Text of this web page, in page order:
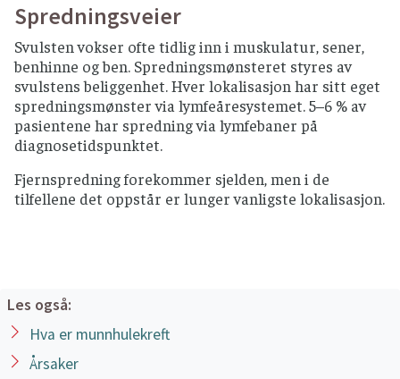
Svulster på siden i munnhulen er lokalisert i
kinnet, tannkjøtt og trigonum retromolare
med minimum 1 cm avstand til midtlinjen,
uten spredning til lymfeknuter på motsatt
side.
Svulster midt i munnhulen er lokalisert på
tunge, i munngulv og den harde gane.
Svulster som vokser mot midtlinjen har
tendens til dobbeltsidig lymfeknutespredning.
største diameter
T2 – svulster på 2-4 cm i største diameter
Spredningsveier
Svulsten vokser ofte tidlig inn i muskulatur, sener,
benhinne og ben. Spredningsmønsteret styres av
svulstens beliggenhet. Hver lokalisasjon har sitt eget
spredningsmønster via lymfeåresystemet. 5–6 % av
pasientene har spredning via lymfebaner på
diagnosetidspunktet.
Fjernspredning forekommer sjelden, men i de
tilfellene det oppstår er lunger vanligste lokalisasjon.
Les også:
Hva er munnhulekreft
Årsaker